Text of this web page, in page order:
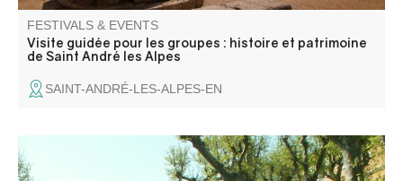
FESTIVALS & EVENTS
Visite guidée pour les groupes : histoire et patrimoine
de Saint André les Alpes
SAINT-ANDRÉ-LES-ALPES-EN
Under its plane trees, the market square welcomes local